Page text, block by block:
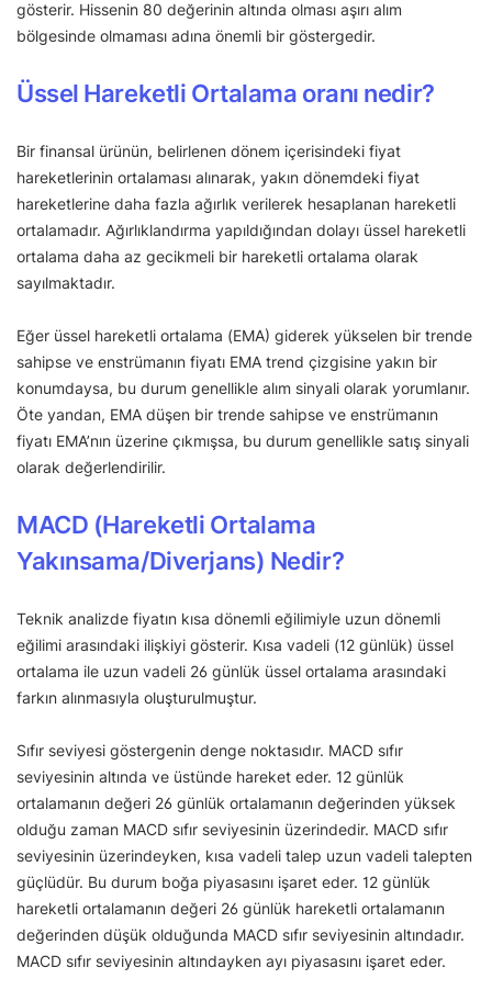
gösterir. Hissenin 80 değerinin altında olması aşırı alım
bölgesinde olmaması adına önemli bir göstergedir.
Üssel Hareketli Ortalama oranı nedir?
Bir finansal ürünün, belirlenen dönem içerisindeki fiyat
hareketlerinin ortalaması alınarak, yakın dönemdeki fiyat
hareketlerine daha fazla ağırlık verilerek hesaplanan hareketli
ortalamadır. Ağırlıklandırma yapıldığından dolayı üssel hareketli
ortalama daha az gecikmeli bir hareketli ortalama olarak
sayılmaktadır.
Eğer üssel hareketli ortalama (EMA) giderek yükselen bir trende
sahipse ve enstrümanın fiyatı EMA trend çizgisine yakın bir
konumdaysa, bu durum genellikle alım sinyali olarak yorumlanır.
Öte yandan, EMA düşen bir trende sahipse ve enstrümanın
fiyatı EMA’nın üzerine çıkmışsa, bu durum genellikle satış sinyali
olarak değerlendirilir.
MACD (Hareketli Ortalama
Yakınsama/Diverjans) Nedir?
Teknik analizde fiyatın kısa dönemli eğilimiyle uzun dönemli
eğilimi arasındaki ilişkiyi gösterir. Kısa vadeli (12 günlük) üssel
ortalama ile uzun vadeli 26 günlük üssel ortalama arasındaki
farkın alınmasıyla oluşturulmuştur.
Sıfır seviyesi göstergenin denge noktasıdır. MACD sıfır
seviyesinin altında ve üstünde hareket eder. 12 günlük
ortalamanın değeri 26 günlük ortalamanın değerinden yüksek
olduğu zaman MACD sıfır seviyesinin üzerindedir. MACD sıfır
seviyesinin üzerindeyken, kısa vadeli talep uzun vadeli talepten
güçlüdür. Bu durum boğa piyasasını işaret eder. 12 günlük
hareketli ortalamanın değeri 26 günlük hareketli ortalamanın
değerinden düşük olduğunda MACD sıfır seviyesinin altındadır.
MACD sıfır seviyesinin altındayken ayı piyasasını işaret eder.